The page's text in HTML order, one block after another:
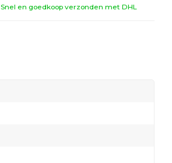
Snel en goedkoop verzonden met DHL